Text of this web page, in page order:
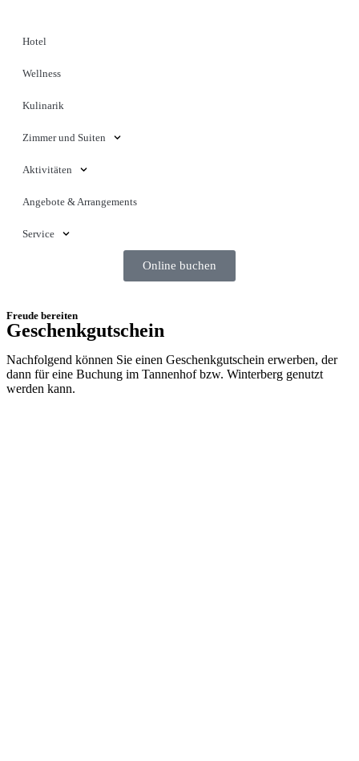
Hotel
Wellness
Kulinarik
Zimmer und Suiten
Aktivitäten
Angebote & Arrangements
Service
Online buchen
Freude bereiten
Geschenkgutschein
Nachfolgend können Sie einen Geschenkgutschein erwerben, der
dann für eine Buchung im Tannenhof bzw. Winterberg genutzt
werden kann.